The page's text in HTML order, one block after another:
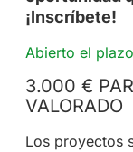
¡Inscríbete!
Abierto el
3.000 €
VALORADO
Los proyectos